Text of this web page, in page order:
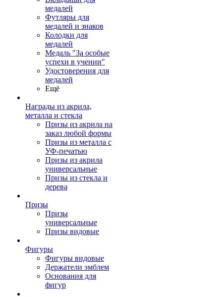
медалей
Футляры для
медалей и знаков
Колодки для
медалей
Медаль "За особые
успехи в учении"
Удостоверения для
медалей
Ещё
Награды из акрила,
металла и стекла
Призы из акрила на
заказ любой формы
Призы из металла с
УФ-печатью
Призы из акрила
универсальные
Призы из стекла и
дерева
Призы
Призы
универсальные
Призы видовые
Фигуры
Фигуры видовые
Держатели эмблем
Основания для
фигур